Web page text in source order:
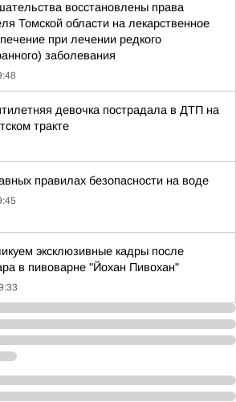
восстановлены права
Томской области на лекарственное
при лечении редкого
заболевания
девочка пострадала в ДТП на
тракте
правилах безопасности на воде
эксклюзивные кадры после
в пивоварне "Йохан Пивохан"